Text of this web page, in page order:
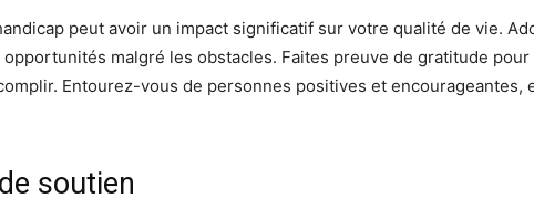
peut avoir un impact significatif sur votre qualité de vie.
malgré les obstacles. Faites preuve de gratitude
Entourez-vous de personnes positives et
soutien